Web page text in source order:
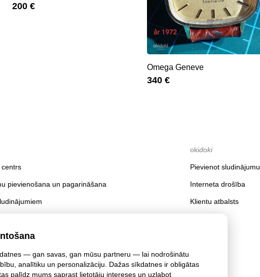
200 €
Omega Geneve
340 €
— gan savas, gan mūsu partneru — lai nodrošinātu
analītiku un personalizāciju. Dažas sīkdatnes ir obligātas
palīdz mums saprast lietotāju intereses un uzlabot
pievienošana un pagarināšana
okidoki
Pievienot sludinājumu
Interneta drošība
Klientu atbalsts